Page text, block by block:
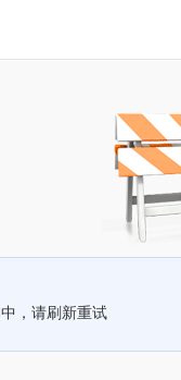
，请刷新重试